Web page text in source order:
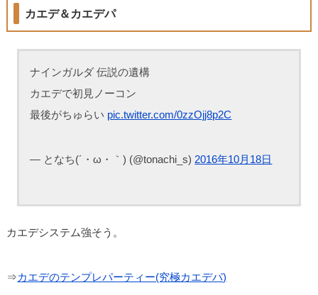
カエデ＆カエデパ
ナインガルダ 伝説の遺構
カエデで初見ノーコン
最後がちゅらい pic.twitter.com/0zzOjj8p2C
— となち(´・ω・｀) (@tonachi_s) 2016年10月18日
カエデシステム強そう。
⇒カエデのテンプレパーティー(究極カエデパ)